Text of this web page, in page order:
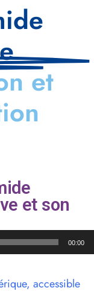
et
et son
00:00
accessible